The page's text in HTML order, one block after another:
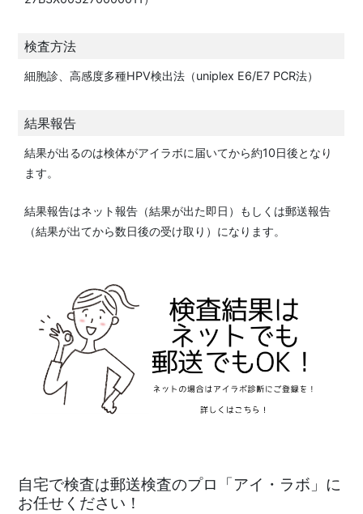
検査方法
細胞診、高感度多種HPV検出法（uniplex E6/E7 PCR法）
結果報告
結果が出るのは検体がアイラボに届いてから約10日後となり
ます。
結果報告はネット報告（結果が出た即日）もしくは郵送報告
（結果が出てから数日後の受け取り）になります。
自宅で検査は郵送検査のプロ「アイ・ラボ」に
お任せください！